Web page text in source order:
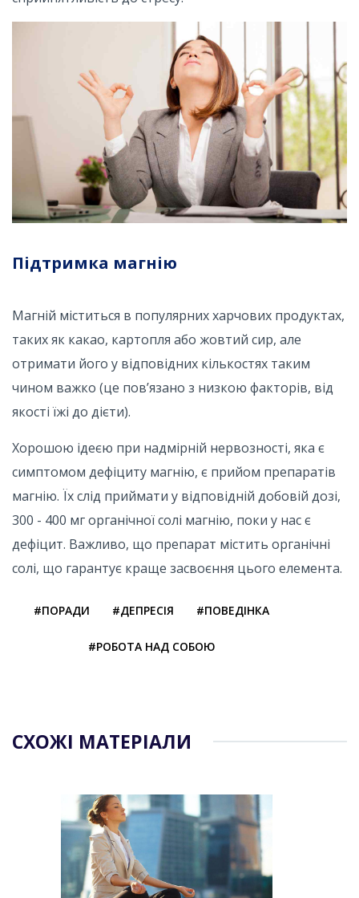
Підтримка магнію
Магній міститься в популярних харчових продуктах,
таких як какао, картопля або жовтий сир, але
отримати його у відповідних кількостях таким
чином важко (це пов’язано з низкою факторів, від
якості їжі до дієти).
Хорошою ідеєю при надмірній нервозності, яка є
симптомом дефіциту магнію, є прийом препаратів
магнію. Їх слід приймати у відповідній добовій дозі,
300 - 400 мг органічної солі магнію, поки у нас є
дефіцит. Важливо, що препарат містить органічні
солі, що гарантує краще засвоєння цього елемента.
#ПОРАДИ #ДЕПРЕСІЯ #ПОВЕДІНКА
#РОБОТА НАД СОБОЮ
СХОЖІ МАТЕРІАЛИ